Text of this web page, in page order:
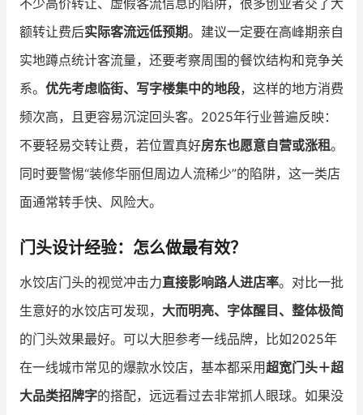
合作共进
认证服务商 设计服务商
有赞云 数据通服务
不少高价转让、虚假客流信息的陷阱，很多创业者交了大
额转让费后实际客流远低预期。建议一定要在高峰期亲自
实地蹲点统计客流量，还要考察周围的餐饮结构和竞争关
系。 优先考虑临街、写字楼集中的地段，这样的地方消费
频次高，且更容易沉淀回头客。2025年行业普遍反映：
不要轻易交转让费，若位置真好房东也愿意自营或涨租。
同时要警惕“装修华丽但周边人流稀少”的陷阱，这一类店
面通常转手快、风险大。
门头设计经验：怎么做最有效？
水饺店门头的视觉冲击力直接影响路人进店率。对比一批
生意好的水饺店可发现， 大而明亮、字体醒目、整体极简
的门头效果最好。可以大胆参考一线品牌，比如2025年
在一线城市常见的爆款水饺店，基本都采用超宽门头＋超
大品类招牌字的搭配，远远看过去非常抓人眼球。如果没